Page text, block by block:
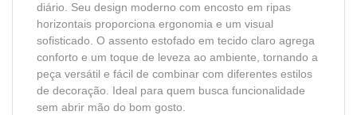
diário. Seu design moderno com encosto em ripas
horizontais proporciona ergonomia e um visual
sofisticado. O assento estofado em tecido claro agrega
conforto e um toque de leveza ao ambiente, tornando a
peça versátil e fácil de combinar com diferentes estilos
de decoração. Ideal para quem busca funcionalidade
sem abrir mão do bom gosto.